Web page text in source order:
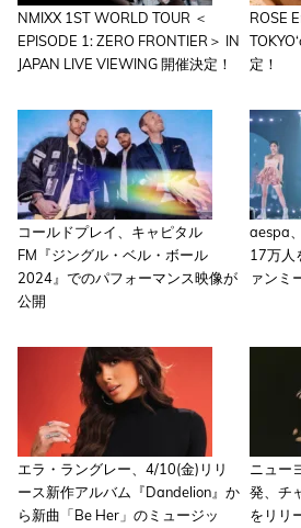
NMIXX 1ST WORLD TOUR ＜
EPISODE 1: ZERO FRONTIER＞ IN
JAPAN LIVE VIEWING 開催決定！
ROSE
定！
コールドプレイ、キャピタル
FM『ジングル・ベル・ボール
2024』でのパフォーマンス映像が
公開
aespa
17万人
ァンミ
エラ・ラングレー、4/10(金)リリ
ース新作アルバム『Dandelion』か
ら新曲「Be Her」のミュージッ
ニュー
発、チ
をリリ